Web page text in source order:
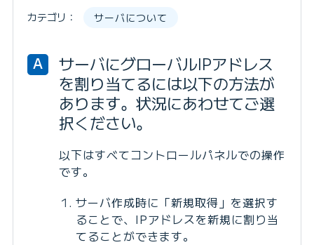
カテゴリ： サーバについて
A
サーバにグローバルIPアドレス
を割り当てるには以下の方法が
あります。状況にあわせてご選
択ください。
以下はすべてコントロールパネルでの操作
です。
サーバ作成時に「新規取得」を選択す
ることで、IPアドレスを新規に割り当
てることができます。